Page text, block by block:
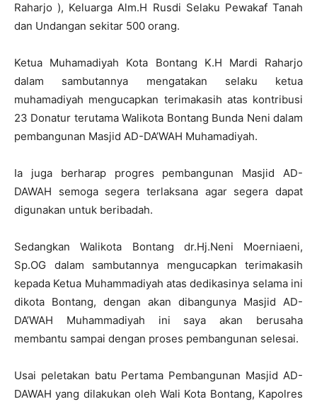
Raharjo ), Keluarga Alm.H Rusdi Selaku Pewakaf Tanah
dan Undangan sekitar 500 orang.
Ketua Muhamadiyah Kota Bontang K.H Mardi Raharjo
dalam sambutannya mengatakan selaku ketua
muhamadiyah mengucapkan terimakasih atas kontribusi
23 Donatur terutama Walikota Bontang Bunda Neni dalam
pembangunan Masjid AD-DA’WAH Muhamadiyah.
Ia juga berharap progres pembangunan Masjid AD-
DAWAH semoga segera terlaksana agar segera dapat
digunakan untuk beribadah.
Sedangkan Walikota Bontang dr.Hj.Neni Moerniaeni,
Sp.OG dalam sambutannya mengucapkan terimakasih
kepada Ketua Muhammadiyah atas dedikasinya selama ini
dikota Bontang, dengan akan dibangunya Masjid AD-
DA’WAH Muhammadiyah ini saya akan berusaha
membantu sampai dengan proses pembangunan selesai.
Usai peletakan batu Pertama Pembangunan Masjid AD-
DAWAH yang dilakukan oleh Wali Kota Bontang, Kapolres